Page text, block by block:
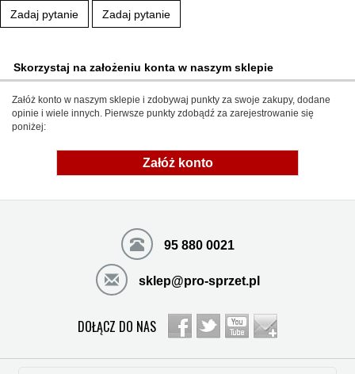
Zadaj pytanie Zadaj pytanie
Skorzystaj na założeniu konta w naszym sklepie
Załóż konto w naszym sklepie i zdobywaj punkty za swoje zakupy, dodane
opinie i wiele innych. Pierwsze punkty zdobądź za zarejestrowanie się
poniżej:
Załóż konto
95 880 0021
sklep@pro-sprzet.pl
DOŁĄCZ DO NAS